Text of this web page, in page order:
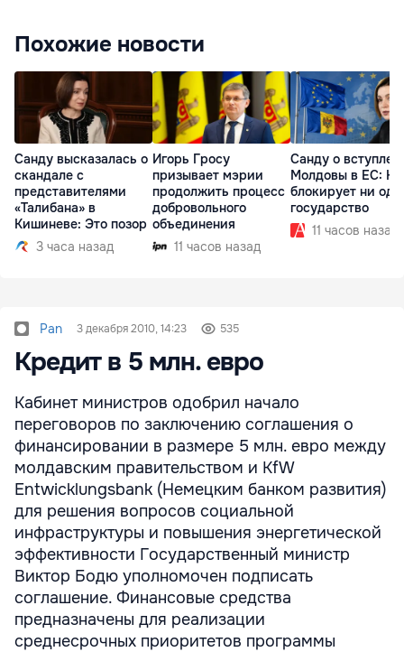
Похожие новости
Санду высказалась о
скандале с
представителями
«Талибана» в
Кишиневе: Это позор
3 часа назад
Игорь Гросу
призывает мэрии
продолжить процесс
добровольного
объединения
11 часов назад
Санду о
Молдовы в ЕС:
блокирует ни
государство
11 часов назад
Pan 3 декабря 2010, 14:23 535
Кредит в 5 млн. евро
Кабинет министров одобрил начало
переговоров по заключению соглашения о
финансировании в размере 5 млн. евро между
молдавским правительством и KfW
Entwicklungsbank (Немецким банком развития)
для решения вопросов социальной
инфраструктуры и повышения энергетической
эффективности Государственный министр
Виктор Бодю уполномочен подписать
соглашение. Финансовые средства
предназначены для реализации
среднесрочных приоритетов программы